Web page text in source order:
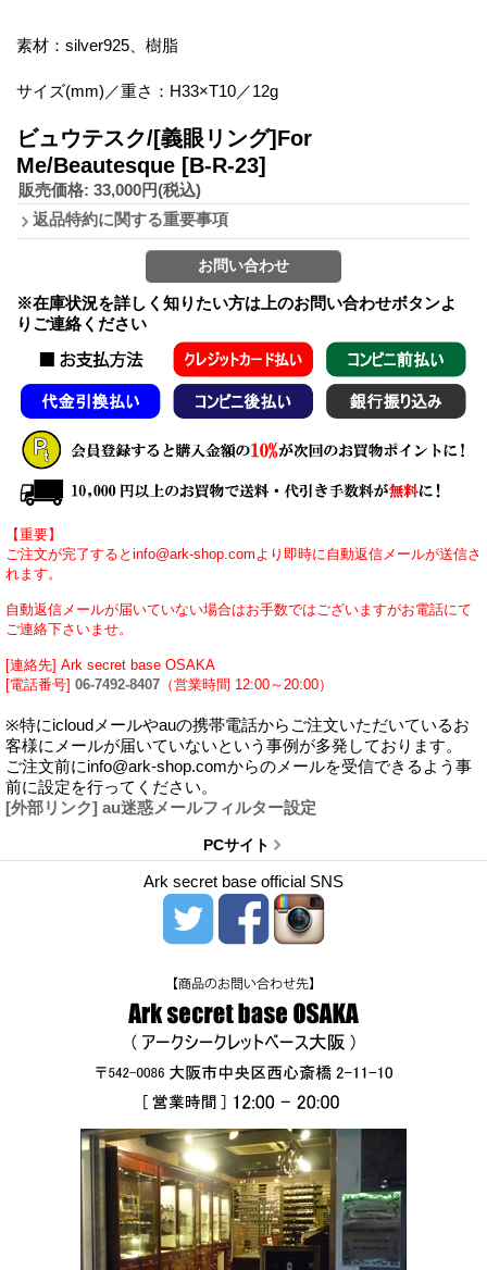
素材：silver925、樹脂
サイズ(mm)／重さ：H33×T10／12g
ビュウテスク/[義眼リング]For
Me/Beautesque [B-R-23]
販売価格: 33,000円(税込)
返品特約に関する重要事項
※在庫状況を詳しく知りたい方は上のお問い合わせボタンよ
りご連絡ください
【重要】
ご注文が完了するとinfo@ark-shop.comより即時に自動返信メールが送信さ
れます。
自動返信メールが届いていない場合はお手数ではございますがお電話にて
ご連絡下さいませ。
[連絡先] Ark secret base OSAKA
[電話番号] 06-7492-8407 （営業時間 12:00～20:00）
※特にicloudメールやauの携帯電話からご注文いただいているお
客様にメールが届いていないという事例が多発しております。
ご注文前にinfo@ark-shop.comからのメールを受信できるよう事
前に設定を行ってください。
[外部リンク] au迷惑メールフィルター設定
PCサイト
Ark secret base official SNS